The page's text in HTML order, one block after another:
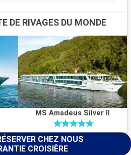
DE RIVAGES DU MONDE
MS Amadeus Silver II
CHEZ NOUS
CROISIÈRE